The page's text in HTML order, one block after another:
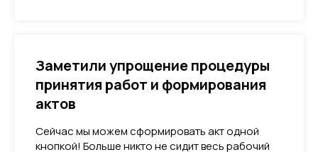
Заметили упрощение процедуры
принятия работ и формирования
актов
Сейчас мы можем сформировать акт одной
кнопкой! Больше никто не сидит весь рабочий